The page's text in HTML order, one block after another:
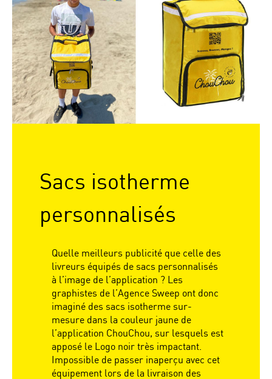
Sacs isotherme
personnalisés
Quelle meilleurs publicité que celle des
livreurs équipés de sacs personnalisés
à l’image de l’application ? Les
graphistes de l’Agence Sweep ont donc
imaginé des sacs isotherme sur-
mesure dans la couleur jaune de
l’application ChouChou, sur lesquels est
apposé le Logo noir très impactant.
Impossible de passer inaperçu avec cet
équipement lors de la livraison des